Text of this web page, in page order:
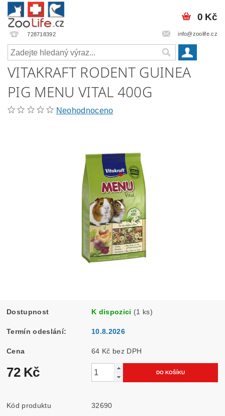
728718392 info@zoolife.cz
0 Kč
VITAKRAFT RODENT GUINEA
PIG MENU VITAL 400G
Neohodnoceno
Dostupnost K dispozici (1 ks)
Termín odeslání: 10.8.2026
Cena 64 Kč bez DPH
72 Kč
Kód produktu 32690